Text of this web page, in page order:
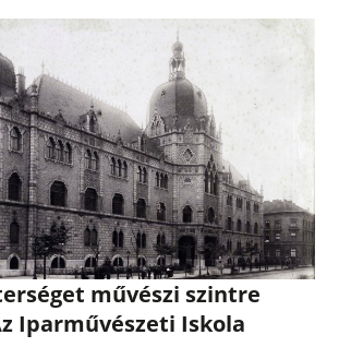
művészi szintre
Iparművészeti Iskola